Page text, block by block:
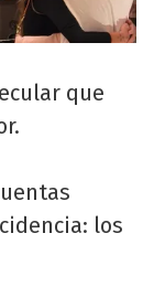
que
los